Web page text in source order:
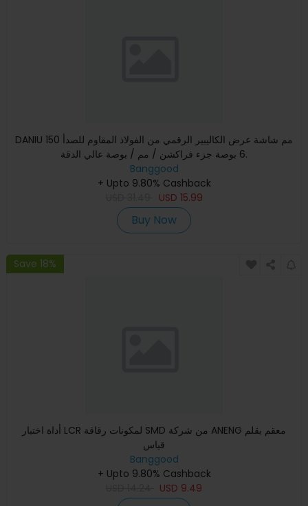
DANIU 150 مم شاشة عرض الكاليبير الرقمي من الفولاذ المقاوم للصدأ
6 بوصة جزء فراكشن / مم / بوصة عالي الدقة.
Banggood
+ Upto 9.80% Cashback
USD 15.99
Buy Now
Save 18%
أداة اختبار LCR لمكونات رقاقة SMD من شركة ANENG معقم بقلم
قياس
Banggood
+ Upto 9.80% Cashback
USD 9.49